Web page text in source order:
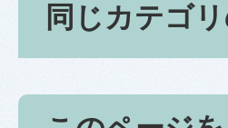
同じカテゴ